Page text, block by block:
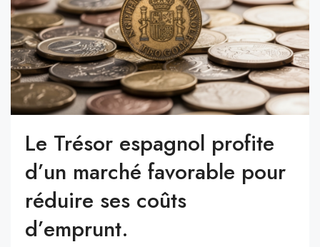
Le Trésor espagnol profite
d’un marché favorable pour
réduire ses coûts
d’emprunt.